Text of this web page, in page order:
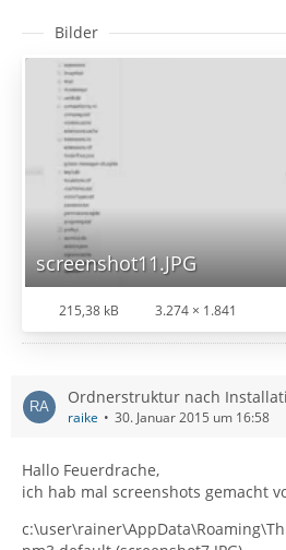
Bilder
screenshot11.JPG
215,38 kB 3.274 × 1.841
Ordnerstruktur nach
raike 30. Januar 2015 um 16:58
Hallo Feuerdrache,
ich hab mal screenshots gemacht